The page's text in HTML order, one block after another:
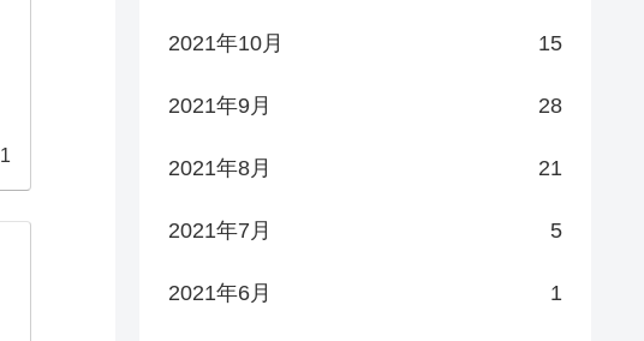
2021年10月 15
2021年9月 28
2021年8月 21
2021年7月 5
2021年6月 1